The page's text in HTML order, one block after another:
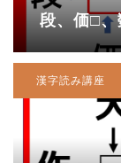
段、価□
漢字読み講座